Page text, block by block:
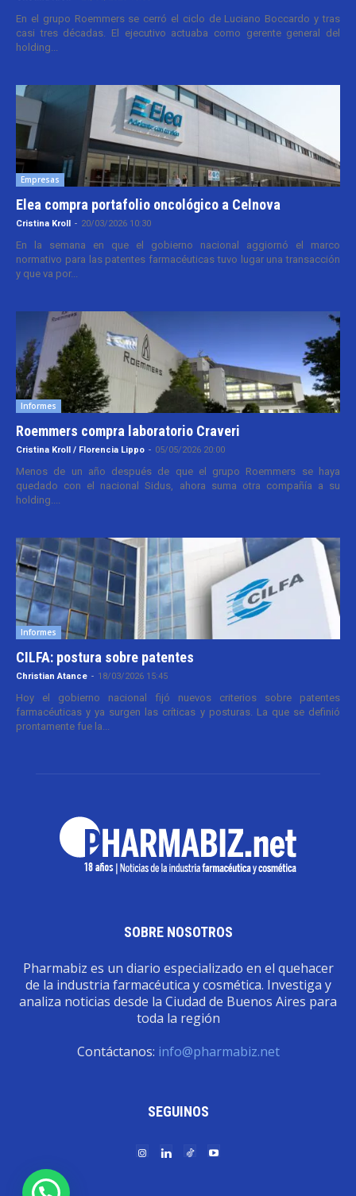
En el grupo Roemmers se cerró el ciclo de Luciano Boccardo y tras
casi tres décadas. El ejecutivo actuaba como gerente general del
holding...
Empresas
Elea compra portafolio oncológico a Celnova
Cristina Kroll - 20/03/2026 10:30
En la semana en que el gobierno nacional aggiornó el marco
normativo para las patentes farmacéuticas tuvo lugar una transacción
y que va por...
Informes
Roemmers compra laboratorio Craveri
Cristina Kroll / Florencia Lippo - 05/05/2026 20:00
Menos de un año después de que el grupo Roemmers se haya
quedado con el nacional Sidus, ahora suma otra compañía a su
holding....
Informes
CILFA: postura sobre patentes
Christian Atance - 18/03/2026 15:45
Hoy el gobierno nacional fijó nuevos criterios sobre patentes
farmacéuticas y ya surgen las críticas y posturas. La que se definió
prontamente fue la...
SOBRE NOSOTROS
Pharmabiz es un diario especializado en el quehacer
de la industria farmacéutica y cosmética. Investiga y
analiza noticias desde la Ciudad de Buenos Aires para
toda la región
Contáctanos: info@pharmabiz.net
SEGUINOS